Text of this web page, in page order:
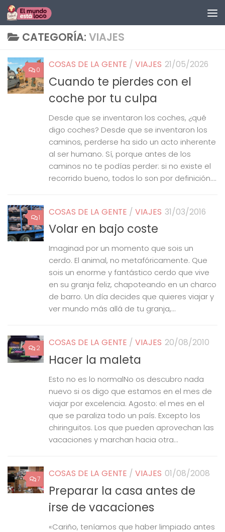
Saltar al contenido
CATEGORÍA: VIAJES
0 COSAS DE LA GENTE / VIAJES 21/05/2026
Cuando te pierdes con el
coche por tu culpa
Desde que se inventaron los coches, ¿qué
digo coches? Desde que se inventaron los
caminos, perderse ha sido un acto inherente
al ser humano. Sí, porque antes de los
caminos no te podías perder: si no existe el
recorrido bueno, todos lo son por definición....
1 COSAS DE LA GENTE / VIAJES 31/03/2016
Volar en bajo coste
Imaginad por un momento que sois un
cerdo. El animal, no metafóricamente. Que
sois un enorme y fantástico cerdo que vive
en su granja feliz, chapoteando en un charco
de barro. Un día decides que quieres viajar y
ver mundo más allá de tu granja,...
2 COSAS DE LA GENTE / VIAJES 20/08/2010
Hacer la maleta
Esto no es lo normalNo os descubro nada
nuevo si os digo que estamos en el mes de
viajar por excelencia. Agosto: el mes en el
que se paraliza todo un país. Excepto los
chiringuitos. Los que pueden aprovechan las
vacaciones y marchan hacia otra...
7 COSAS DE LA GENTE / VIAJES 01/08/2008
Preparar la casa antes de
irse de vacaciones
«Cariño, teníamos que haber limpiado antes